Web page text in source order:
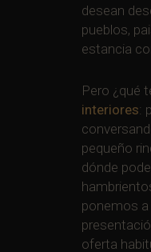
desean
pueblos,
estancia
Pero ¿qué
interiores:
pequeño
dónde
ponemos
oferta